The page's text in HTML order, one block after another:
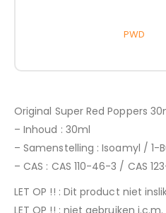
PWD
Original Super Red Poppers
– Inhoud : 30ml
– Samenstelling : Isoamyl / 1-
– CAS : CAS 110-46-3 / CAS
LET OP !! : Dit product niet
LET OP !! : niet gebruiken